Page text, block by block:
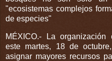
"ecosistemas complejos
de especies"
MÉXICO.- La organización
este martes, 18 de
asignar mayores recursos